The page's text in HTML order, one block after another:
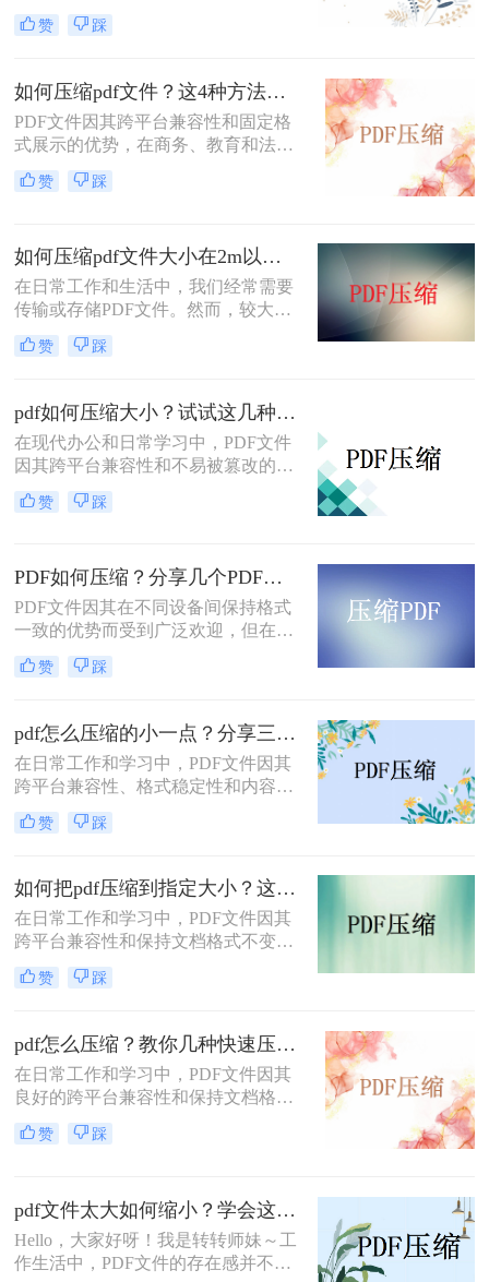
种设备上保持文档的一致性和可读
性。然而，大型的PDF文件往往会占
户体验。那么pdf怎么压缩的小一点
呢？本文将介绍几种实用的方法和工
具，帮助你将PDF文件压缩得更小，
同时尽量保持文件的质量。
赞 踩
如何压缩pdf文件？这4种方法不容错过！
PDF文件因其跨平台兼容性和固定格
式展示的优势，在商务、教育和法律
等领域被广泛使用。然而，较大的
PDF文件不仅占用存储空间，还会影
能。那么如何压缩pdf文件呢？本文将
介绍几种压缩PDF文件的方法，帮助
你有效减小文件大小而不牺牲质量。
赞 踩
如何压缩pdf文件大小在2m以内？试试这四种压缩技巧！
在日常工作和生活中，我们经常需要
传输或存储PDF文件。然而，较大的
文件不仅占用更多存储空间，还会增
加传输时间和成本。特别是当文件需
可能会超出邮件附件的大小限制。那
么如何压缩pdf文件大小在2m以内
呢？本文将介绍几种方法，帮助你将
PDF文件压缩至2MB以内，从而更方
便地管理和分享。
赞 踩
pdf如何压缩大小？试试这几种压缩方法!
在现代办公和日常学习中，PDF文件
因其跨平台兼容性和不易被篡改的特
性而广泛应用。然而，随着文档内容
的增加，PDF文件体积也会相应增
本文将详细介绍几种常用的PDF压缩
方法，帮助您轻松将PDF文件压缩到
更小的大小。
赞 踩
PDF如何压缩？分享几个PDF压缩技巧！
PDF文件因其在不同设备间保持格式
一致的优势而受到广泛欢迎，但在传
输和存储时，较大的文件大小可能会
成为一个难题。压缩PDF文件不仅可
在网络中的传输速度。那么PDF如何
压缩呢？以下是几种简单有效的方
法，帮助你压缩PDF文件而不牺牲太
多质量。
赞 踩
pdf怎么压缩的小一点？分享三招轻松压缩!！
在日常工作和学习中，PDF文件因其
跨平台兼容性、格式稳定性和内容不
可编辑性而备受欢迎。然而，随着文
件内容的增加，PDF文件往往会变得
便。为了解决这一问题，那么pdf怎么
压缩的小一点呢？本文将详细介绍几
种有效压缩PDF文件大小的方法，帮
助您轻松管理文件，提升工作效率。
赞 踩
如何把pdf压缩到指定大小？这3种压缩方法操作起来很简单!！
在日常工作和学习中，PDF文件因其
跨平台兼容性和保持文档格式不变的
特点而广受欢迎。然而，随着文件内
容的增加，PDF文件的大小也会相应
间，还可能影响文件的传输速度。因
此，将PDF文件压缩到指定大小成为
了一个常见的需求。那么如何把pdf压
缩到指定大小呢？本文将详细介绍几
种方法，帮助你将PDF文件压缩到所
需的大小。
赞 踩
pdf怎么压缩？教你几种快速压缩的方法！
在日常工作和学习中，PDF文件因其
良好的跨平台兼容性和保持文档格式
不变的特性而广受欢迎。然而，随着
文档内容的丰富，尤其是包含大量图
了宝贵的存储空间，还可能影响文件
的传输速度和共享效率。因此，学会
pdf怎么压缩变得尤为重要。本文将为
赞 踩
pdf文件太大如何缩小？学会这些方法轻松缩小文件体积！
Hello，大家好呀！我是转转师妹～工
作生活中，PDF文件的存在感并不